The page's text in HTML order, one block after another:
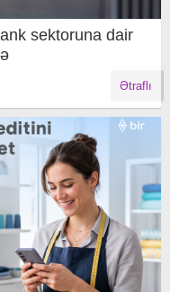
sektoruna dair
Ətraflı